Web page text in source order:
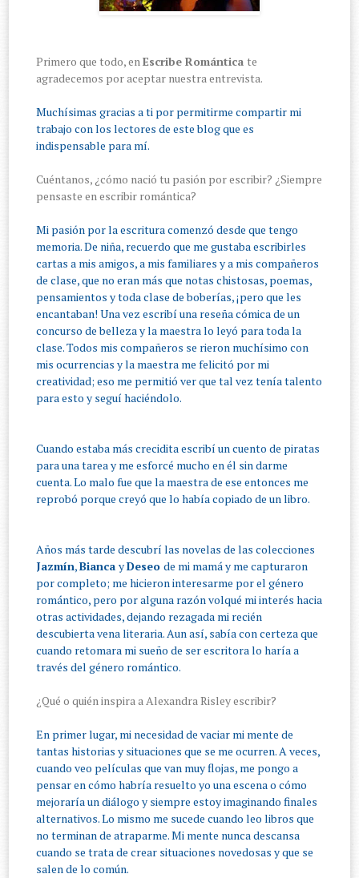
Primero que todo, enEscribe Romántica te
agradecemos por aceptar nuestra entrevista.
Muchísimas gracias a ti por permitirme compartir mi
trabajo con los lectores de este blog que es
indispensable para mí.
Cuéntanos, ¿cómo nació tu pasión por escribir? ¿Siempre
pensaste en escribir romántica?
Mi pasión por la escritura comenzó desde que tengo
memoria. De niña, recuerdo que me gustaba escribirles
cartas a mis amigos, a mis familiares y a mis compañeros
de clase, que no eran más que notas chistosas, poemas,
pensamientos y toda clase de boberías, ¡pero que les
encantaban! Una vez escribí una reseña cómica de un
concurso de belleza y la maestra lo leyó para toda la
clase. Todos mis compañeros se rieron muchísimo con
mis ocurrencias y la maestra me felicitó por mi
creatividad; eso me permitió ver que tal vez tenía talento
para esto y seguí haciéndolo.
Cuando estaba más crecidita escribí un cuento de piratas
para una tarea y me esforcé mucho en él sin darme
cuenta. Lo malo fue que la maestra de ese entonces me
reprobó porque creyó que lo había copiado de un libro.
Años más tarde descubrí las novelas de las colecciones
Jazmín,BiancayDeseode mi mamá y me capturaron
por completo; me hicieron interesarme por el género
romántico, pero por alguna razón volqué mi interés hacia
otras actividades, dejando rezagada mi recién
descubierta vena literaria. Aun así, sabía con certeza que
cuando retomara mi sueño de ser escritora lo haría a
través del género romántico.
¿Qué o quién inspira a Alexandra Risley escribir?
En primer lugar, mi necesidad de vaciar mi mente de
tantas historias y situaciones que se me ocurren. A veces,
cuando veo películas que van muy flojas, me pongo a
pensar en cómo habría resuelto yo una escena o cómo
mejoraría un diálogo y siempre estoy imaginando finales
alternativos. Lo mismo me sucede cuando leo libros que
no terminan de atraparme. Mi mente nunca descansa
cuando se trata de crear situaciones novedosas y que se
salen de lo común.